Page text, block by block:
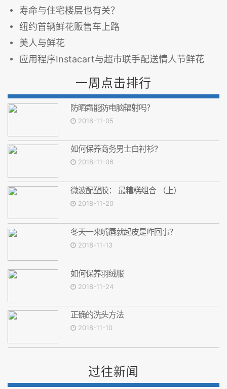
寿命与住宅楼层也有关？
纽约首辆鲜花贩售车上路
美人与鲜花
应用程序Instacart与超市联手配送情人节鲜花
一周点击排行
防晒霜能防电脑辐射吗？
2018-11-05
如何保养商务男士白衬衫?
2018-11-06
微波配塑胶： 最糟糕组合 （上）
2018-11-20
冬天一来嘴唇就起皮是咋回事？
2018-11-13
如何保养羽绒服
2018-11-24
正确的洗头方法
2018-11-10
过往新闻